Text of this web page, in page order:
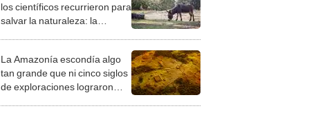
los científicos recurrieron para
salvar la naturaleza: la
desierto en un paisaje con
más vida
La Amazonía escondía algo
tan grande que ni cinco siglos
de exploraciones lograron